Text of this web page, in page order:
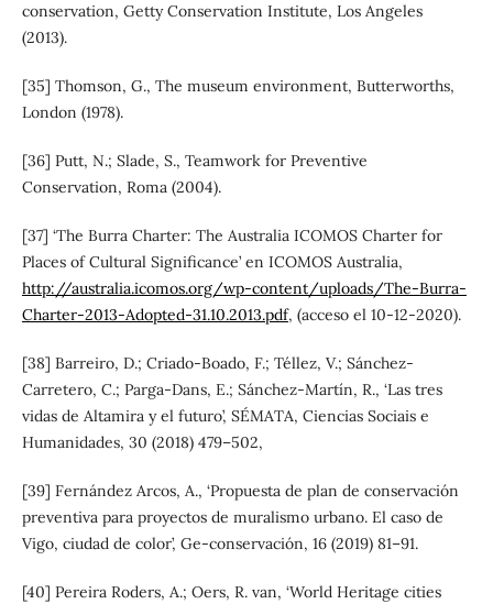
conservation, Getty Conservation Institute, Los Angeles
(2013).
[35] Thomson, G., The museum environment, Butterworths,
London (1978).
[36] Putt, N.; Slade, S., Teamwork for Preventive
Conservation, Roma (2004).
[37] ‘The Burra Charter: The Australia ICOMOS Charter for
Places of Cultural Significance’ en ICOMOS Australia,
http://australia.icomos.org/wp-content/uploads/The-Burra-
Charter-2013-Adopted-31.10.2013.pdf, (acceso el 10-12-2020).
[38] Barreiro, D.; Criado-Boado, F.; Téllez, V.; Sánchez-
Carretero, C.; Parga-Dans, E.; Sánchez-Martín, R., ‘Las tres
vidas de Altamira y el futuro’, SÉMATA, Ciencias Sociais e
Humanidades, 30 (2018) 479–502,
[39] Fernández Arcos, A., ‘Propuesta de plan de conservación
preventiva para proyectos de muralismo urbano. El caso de
Vigo, ciudad de color’, Ge-conservación, 16 (2019) 81–91.
[40] Pereira Roders, A.; Oers, R. van, ‘World Heritage cities